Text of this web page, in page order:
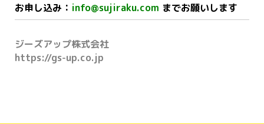
お申し込み： info@sujiraku.com までお願いします
ジーズアップ株式会社
https://gs-up.co.jp